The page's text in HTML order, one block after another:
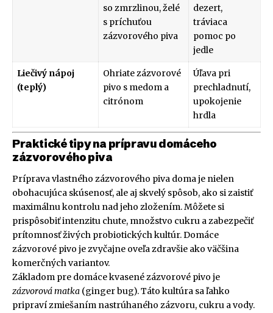
so zmrzlinou, želé
s príchuťou
zázvorového piva
dezert,
tráviaca
pomoc po
jedle
Liečivý nápoj
(teplý)
Ohriate zázvorové
pivo s medom a
citrónom
Úľava pri
prechladnutí,
upokojenie
hrdla
Praktické tipy na prípravu domáceho
zázvorového piva
Príprava vlastného zázvorového piva doma je nielen
obohacujúca skúsenosť, ale aj skvelý spôsob, ako si zaistiť
maximálnu kontrolu nad jeho zložením. Môžete si
prispôsobiť intenzitu chute, množstvo cukru a zabezpečiť
prítomnosť živých probiotických kultúr. Domáce
zázvorové pivo je zvyčajne oveľa zdravšie ako väčšina
komerčných variantov.
Základom pre domáce kvasené zázvorové pivo je
zázvorová matka (ginger bug). Táto kultúra sa ľahko
pripraví zmiešaním nastrúhaného zázvoru, cukru a vody.